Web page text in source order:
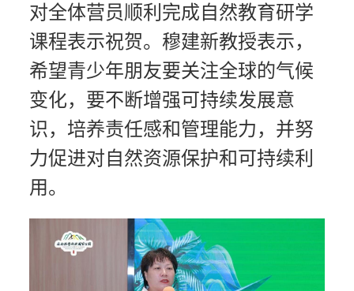
对全体营员顺利完成自然教育研学
课程表示祝贺。穆建新教授表示，
希望青少年朋友要关注全球的气候
变化，要不断增强可持续发展意
识，培养责任感和管理能力，并努
力促进对自然资源保护和可持续利
用。